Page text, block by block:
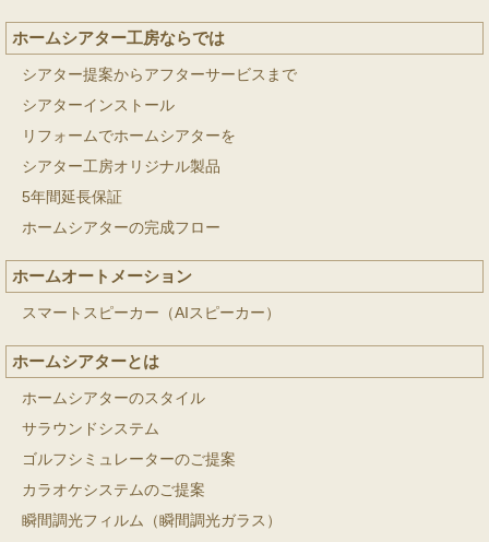
ホームシアター工房ならでは
シアター提案からアフターサービスまで
シアターインストール
リフォームでホームシアターを
シアター工房オリジナル製品
5年間延長保証
ホームシアターの完成フロー
ホームオートメーション
スマートスピーカー（AIスピーカー）
ホームシアターとは
ホームシアターのスタイル
サラウンドシステム
ゴルフシミュレーターのご提案
カラオケシステムのご提案
瞬間調光フィルム（瞬間調光ガラス）